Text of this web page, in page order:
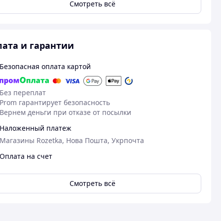
Смотреть всё
и гарантии
Безопасная оплата картой
Без переплат
Prom гарантирует безопасность
Вернем деньги при отказе от посылки
Наложенный платеж
Магазины Rozetka, Нова Пошта, Укрпочта
Оплата на счет
Смотреть всё
17.04.2026
Андрей Р.